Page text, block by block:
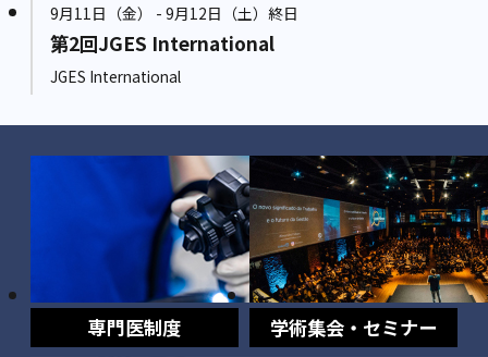
9月11日（金） - 9月12日（土）終日
第2回JGES International
JGES International
専門医制度 学術集会・セミナー